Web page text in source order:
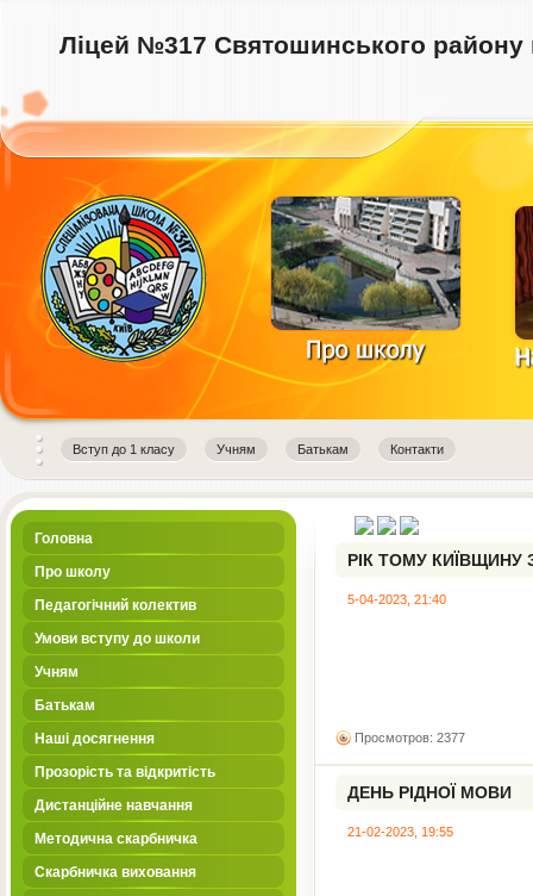
Ліцей №317 Святошинського району
instagram downloader
Вступ до 1 класу Учням Батькам Контакти
Головна
Про школу
Педагогічний колектив
Умови вступу до школи
Учням
Батькам
Наші досягнення
Прозорість та відкритість
Дистанційне навчання
Методична скарбничка
Скарбничка виховання
РІК ТОМУ КИЇВЩИНУ
ЗАГАРБНИКА
5-04-2023, 21:40
Просмотров: 2377
ДЕНЬ РІДНОЇ МОВИ
21-02-2023, 19:55